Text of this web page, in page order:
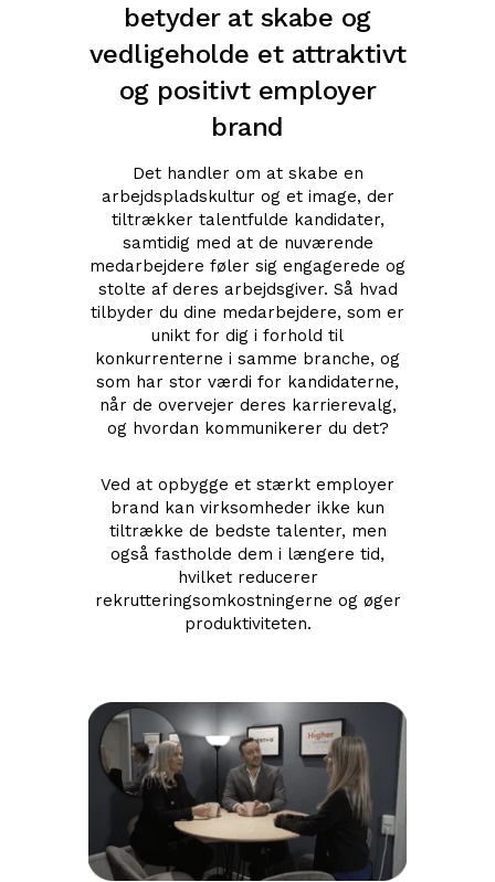
betyder at skabe og
vedligeholde et attraktivt
og positivt employer
brand
Det handler om at skabe en
arbejdspladskultur og et image, der
tiltrækker talentfulde kandidater,
samtidig med at de nuværende
medarbejdere føler sig engagerede og
stolte af deres arbejdsgiver. Så hvad
tilbyder du dine medarbejdere, som er
unikt for dig i forhold til
konkurrenterne i samme branche, og
som har stor værdi for kandidaterne,
når de overvejer deres karrierevalg,
og hvordan kommunikerer du det?
Ved at opbygge et stærkt employer
brand kan virksomheder ikke kun
tiltrække de bedste talenter, men
også fastholde dem i længere tid,
hvilket reducerer
rekrutteringsomkostningerne og øger
produktiviteten.